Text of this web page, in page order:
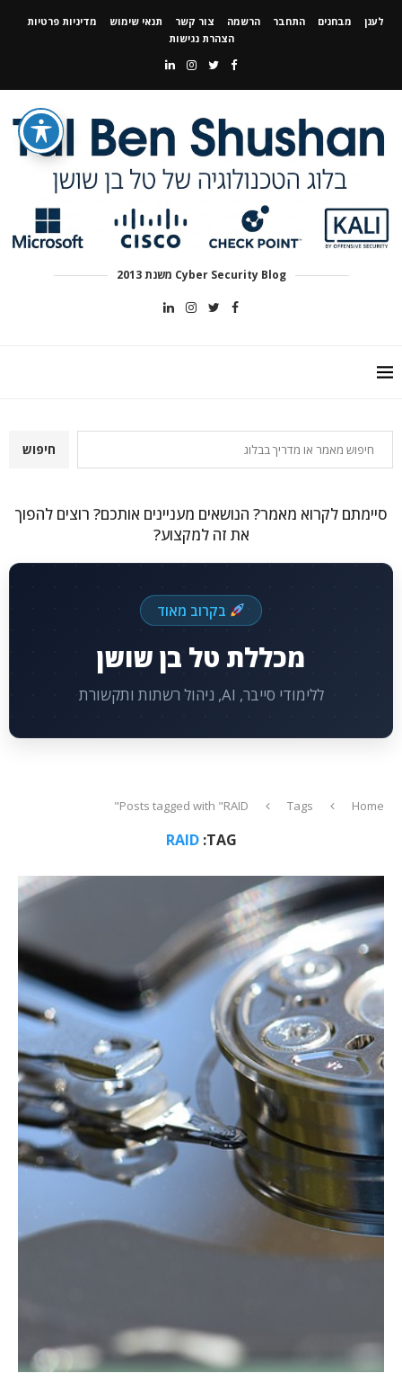
לענן מבחנים התחבר הרשמה צור קשר תנאי שימוש
מדיניות פרטיות
הצהרת נגישות
Cyber Security Blog משנת 2013
חיפוש
סיימתם לקרוא מאמר? הנושאים מעניינים אותכם? רוצים להפוך
את זה למקצוע?
בקרוב מאוד
מכללת טל בן שושן
ללימודי סייבר, AI, ניהול רשתות ותקשורת
Home
Tags
Posts tagged with "RAID"
TAG:
RAID